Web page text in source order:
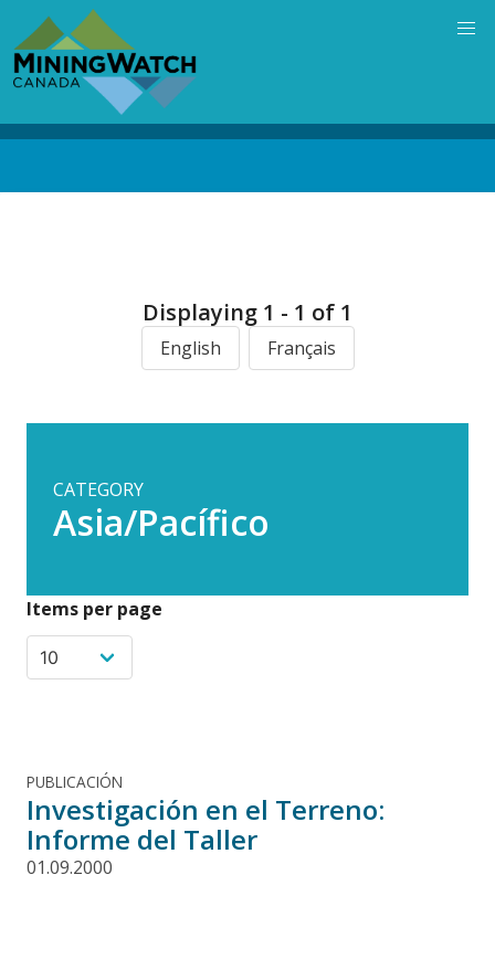
main
content
Displaying 1 - 1 of 1
English Français
CATEGORY
Asia/Pacífico
Items per page
PUBLICACIÓN
Investigación en el Terreno:
Informe del Taller
01.09.2000